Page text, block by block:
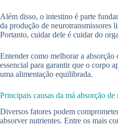
Além disso, o intestino é parte
da produção de neurotransmissores
Portanto, cuidar dele é cuidar do
Entender como melhorar a absorção
essencial para garantir que o corpo
uma alimentação equilibrada.
Principais causas da má absorção de
Diversos fatores podem
absorver nutrientes. Entre os mais